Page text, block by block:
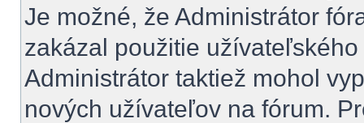
Je možné, že Administrátor
zakázal použitie
Administrátor taktiež mohol
nových užívateľov na fórum.